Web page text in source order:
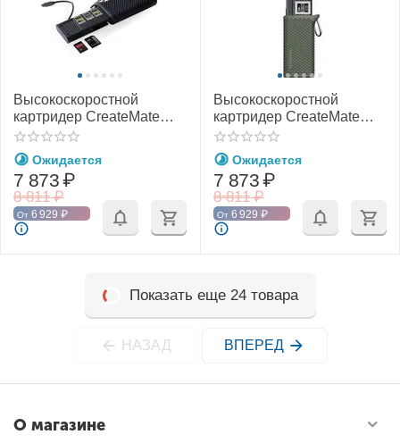
Высокоскоростной
картридер CreateMate
CFexpress CFE-A/SD
(PGYTECH P-GM-164 / P-
GM-168)
Ожидается
8 811 ₽
7 873₽
От 6 929 ₽
Высокоскоростной
картридер CreateMate
CFexpress CFE-B/SD
(PGYTECH P-GM-167 / P-
GM-169)
Ожидается
8 811 ₽
7 873₽
От 6 929 ₽
Показать еще 24 товара
НАЗАД ВПЕРЕД
О магазине